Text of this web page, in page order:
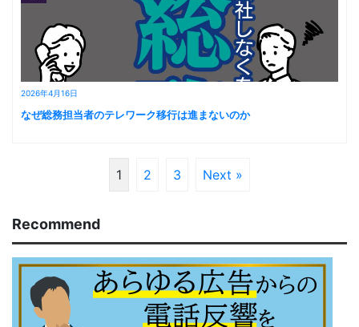
2026年4月16日
なぜ総務担当者のテレワーク移行は進まないのか
1 2 3 Next »
Recommend